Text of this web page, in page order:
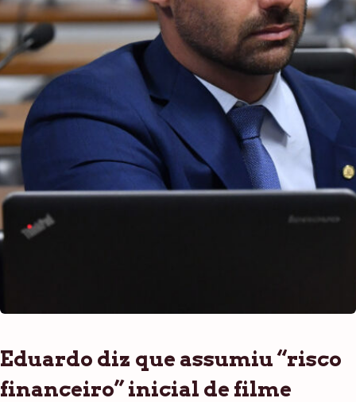
Eduardo diz que assumiu “risco
financeiro” inicial de filme